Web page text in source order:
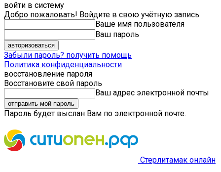
войти в систему
Добро пожаловать! Войдите в свою учётную запись
Ваше имя пользователя
Ваш пароль
Забыли пароль? получить помощь
Политика конфиденциальности
восстановление пароля
Восстановите свой пароль
Ваш адрес электронной почты
Пароль будет выслан Вам по электронной почте.
Стерлитамак онлайн